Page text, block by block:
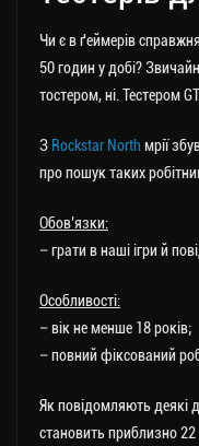
Чи є в ґеймерів справжня
50 годин у добі?
тостером, ні. Тестером
З Rockstar North мрії
про пошук таких
Обов’язки:
– грати в наші ігри й
Особливості:
– вік не менше 18 років;
– повний фіксований
Як повідомляють деякі
становить приблизно 22